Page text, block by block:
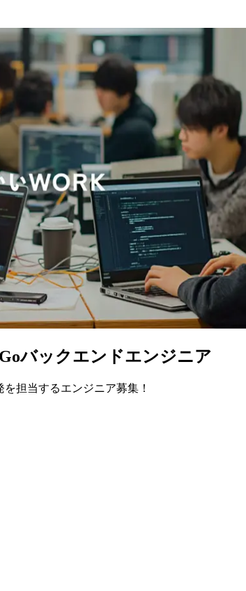
バックエンドエンジニア
担当するエンジニア募集！